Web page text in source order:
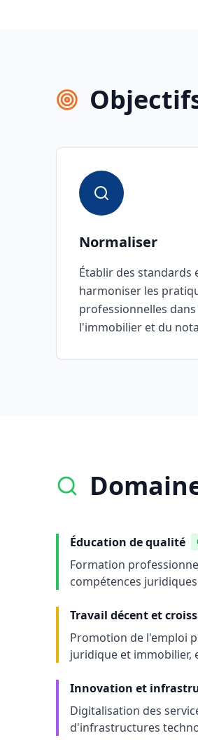
Normaliser
Établir des standards
harmoniser les
professionnelles
l'immobilier et du
Éducation de qualité
Formation
compétences
Travail décent et
Promotion de l'emploi
juridique et immobilier,
Innovation et
Digitalisation des
d'infrastructures